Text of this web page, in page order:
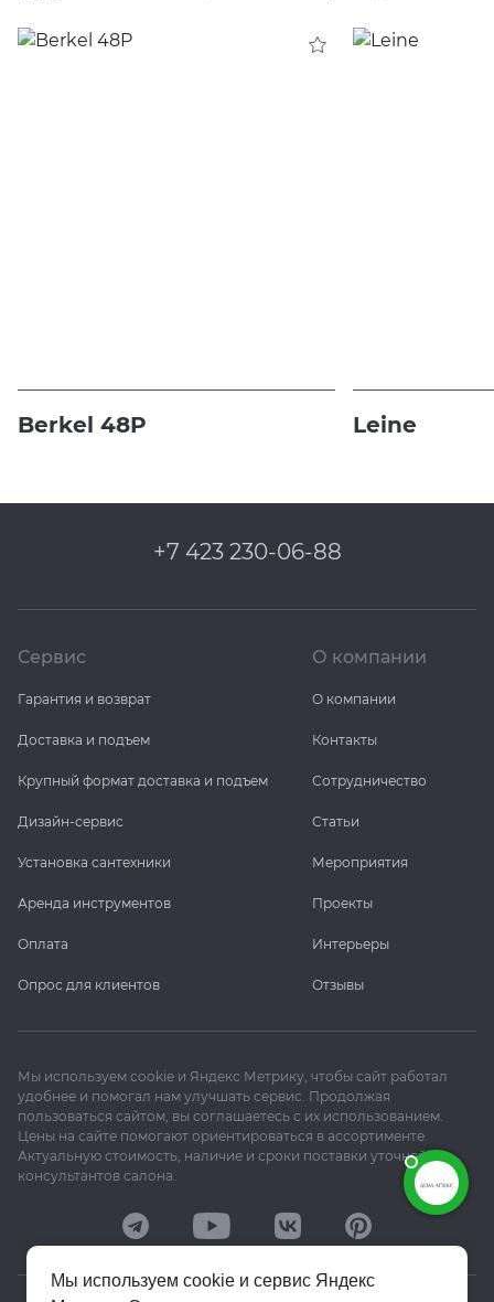
Berkel 48P Leine
+7 423 230-06-88
Сервис
Гарантия и возврат
Доставка и подъем
Крупный формат доставка и подъем
Дизайн-сервис
Установка сантехники
Аренда инструментов
Оплата
Опрос для клиентов
О компании
О компании
Контакты
Сотрудничество
Статьи
Мероприятия
Проекты
Интерьеры
Отзывы
Мы используем cookie и Яндекс Метрику, чтобы сайт работал
удобнее и помогал нам улучшать сервис. Продолжая
пользоваться сайтом, вы соглашаетесь с их использованием.
Цены на сайте помогают ориентироваться в ассортименте.
Актуальную стоимость, наличие и сроки поставки уточняйте у
консультантов салона.
Мы используем cookie и сервис Яндекс